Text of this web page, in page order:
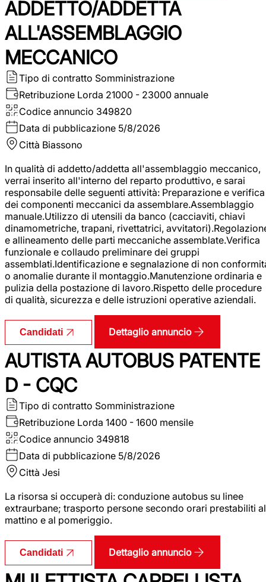
ADDETTO/ADDETTA
ALL'ASSEMBLAGGIO
MECCANICO
Tipo di contratto Somministrazione
Retribuzione Lorda 21000 - 23000 annuale
Codice annuncio 349820
Data di pubblicazione 5/8/2026
Città Biassono
In qualità di addetto/addetta all'assemblaggio meccanico,
verrai inserito all'interno del reparto produttivo, e sarai
responsabile delle seguenti attività: Preparazione e verifica
dei componenti meccanici da assemblare.Assemblaggio
manuale.Utilizzo di utensili da banco (cacciaviti, chiavi
dinamometriche, trapani, rivettatrici,
e allineamento delle parti meccaniche assemblate.Verifica
funzionale e collaudo preliminare dei gruppi
assemblati.Identificazione e segnalazione di non
o anomalie durante il montaggio.Manutenzione ordinaria e
pulizia della postazione di lavoro.Rispetto delle procedure
di qualità, sicurezza e delle istruzioni operative aziendali.
Candidati Dettaglio annuncio
AUTISTA AUTOBUS PATENTE
D - CQC
Tipo di contratto Somministrazione
Retribuzione Lorda 1400 - 1600 mensile
Codice annuncio 349818
Data di pubblicazione 5/8/2026
Città Jesi
La risorsa si occuperà di: conduzione autobus su linee
extraurbane; trasporto persone secondo orari prestabiliti al
mattino e al pomeriggio.
Candidati Dettaglio annuncio